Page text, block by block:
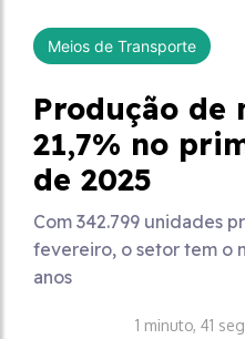
Meios de Transporte
Produção de
21,7% no
de 2025
Com 342.799 unidades
fevereiro, o setor tem o
anos
1 minuto, 41